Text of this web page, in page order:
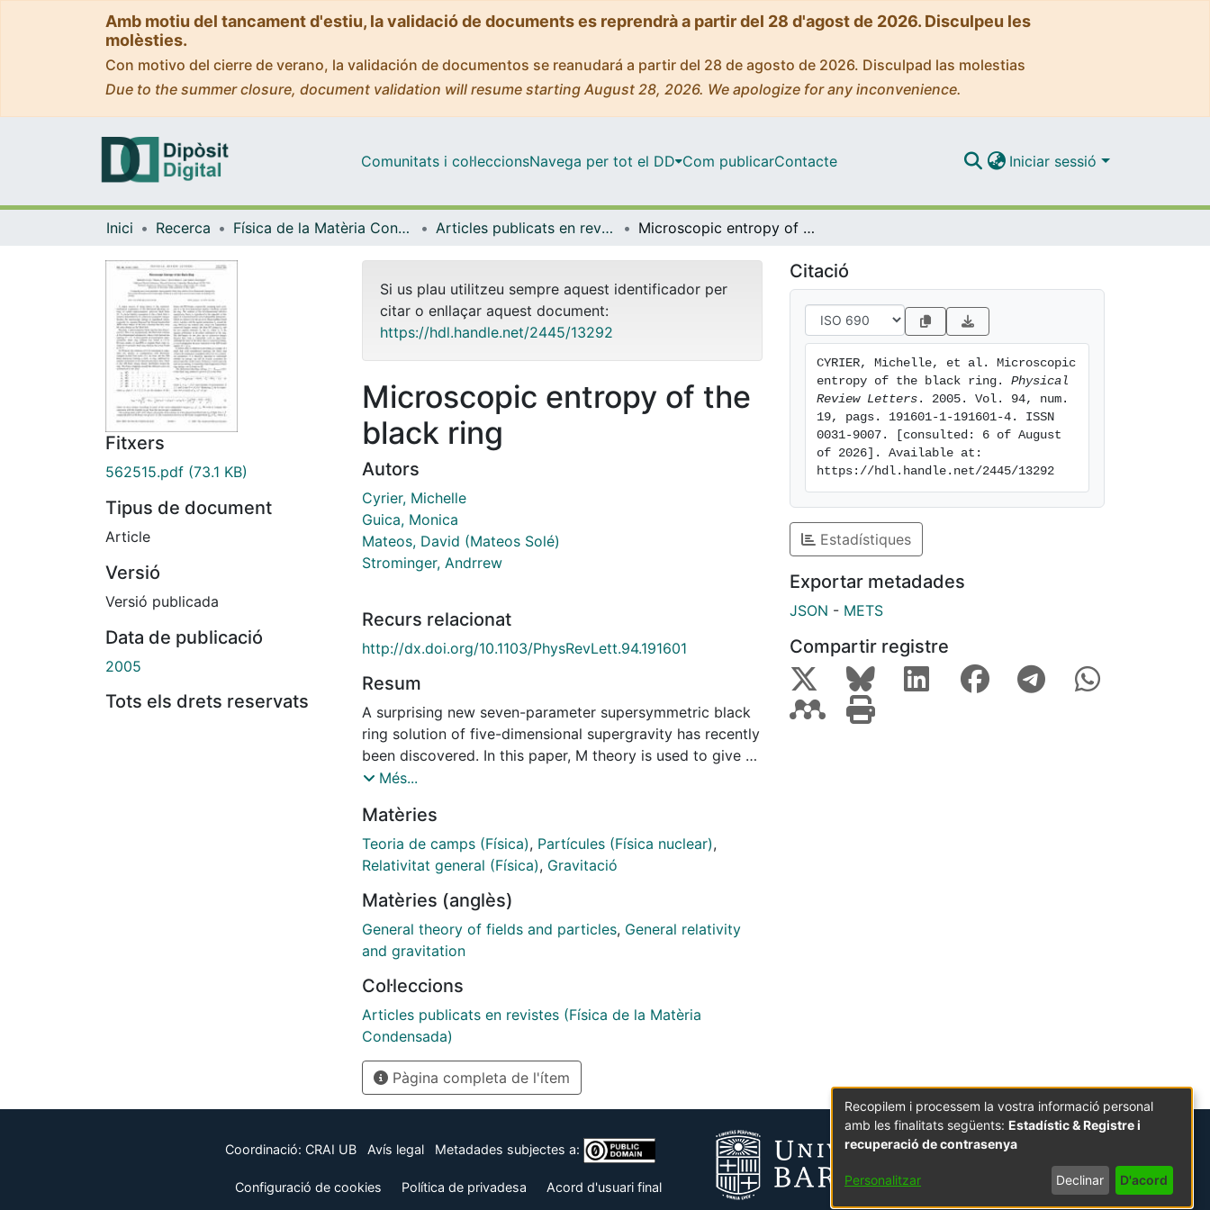
Amb motiu del tancament d'estiu, la validació de documents es reprendrà a partir del 28 d'agost de 2026. Disculpeu les
molèsties.
Con motivo del cierre de verano, la validación de documentos se reanudará a partir del 28 de agosto de 2026. Disculpad las molestias
Due to the summer closure, document validation will resume starting August 28, 2026. We apologize for any inconvenience.
Comunitats i col·leccionsNavega per tot el DD Com publicarContacte Iniciar sessió
Inici Recerca Física de la Matèria Condensada Articles publicats en revistes (Física de la Matèria Condensada) Microscopic entropy of the black ring
Fitxers
562515.pdf (73.1 KB)
Tipus de document
Article
Versió
Versió publicada
Data de publicació
2005
Tots els drets reservats
Si us plau utilitzeu sempre aquest identificador per
citar o enllaçar aquest document:
https://hdl.handle.net/2445/13292
Microscopic entropy of the
black ring
Autors
Cyrier, Michelle
Guica, Monica
Mateos, David (Mateos Solé)
Strominger, Andrrew
Recurs relacionat
http://dx.doi.org/10.1103/PhysRevLett.94.191601
Resum
A surprising new seven-parameter supersymmetric black
ring solution of five-dimensional supergravity has recently
been discovered. In this paper, M theory is used to give an
exact microscopic accounting of its entropy.
Més...
Matèries
Teoria de camps (Física), Partícules (Física nuclear),
Relativitat general (Física), Gravitació
Matèries (anglès)
General theory of fields and particles, General relativity
and gravitation
Col·leccions
Articles publicats en revistes (Física de la Matèria
Condensada)
Pàgina completa de l'ítem
Citació
CYRIER, Michelle, et al. Microscopic
entropy of the black ring. Physical
Review Letters . 2005. Vol. 94, num.
19, pags. 191601-1-191601-4. ISSN
0031-9007. [consulted: 6 of August
of 2026]. Available at:
https://hdl.handle.net/2445/13292
Estadístiques
Exportar metadades
JSON - METS
Compartir registre
Coordinació: CRAI UB Avís legal Metadades subjectes a:
Configuració de cookies Política de privadesa Acord d'usuari final
Recopilem i processem la vostra informació personal
amb les finalitats següents: Estadístic & Registre i
recuperació de contrasenya
Personalitzar Declinar D'acord